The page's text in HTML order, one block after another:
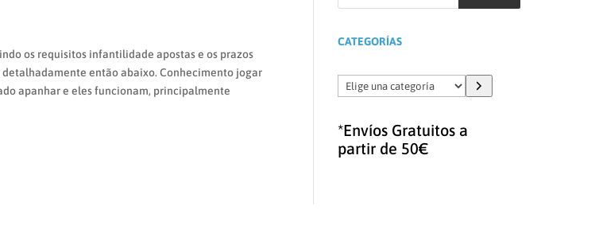
os requisitos infantilidade apostas e os prazos
então abaixo. Conhecimento jogar
apanhar e eles funcionam, principalmente
CATEGORÍAS
Elige
una
*Envíos Gratuitos a
partir de 50€